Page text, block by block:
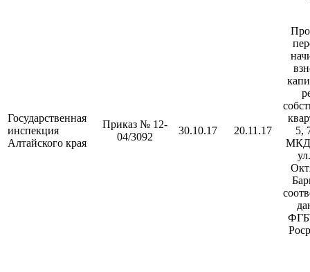
Государственная
инспекция
Алтайского края
Приказ № 12-
04/3092
30.10.17 20.11.17
5,
МКД